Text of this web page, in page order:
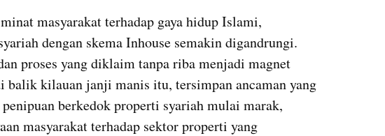
masyarakat terhadap gaya hidup Islami,
dengan skema Inhouse semakin digandrungi.
proses yang diklaim tanpa riba menjadi magnet
balik kilauan janji manis itu, tersimpan ancaman yang
berkedok properti syariah mulai marak,
masyarakat terhadap sektor properti yang